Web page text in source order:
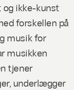
ikke-kunst
forskellen på
musik for
musikken
tjener
underlægger